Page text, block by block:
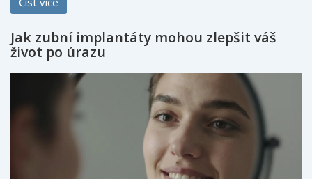
Jak zubní implantáty mohou zlepšit váš
život po úrazu